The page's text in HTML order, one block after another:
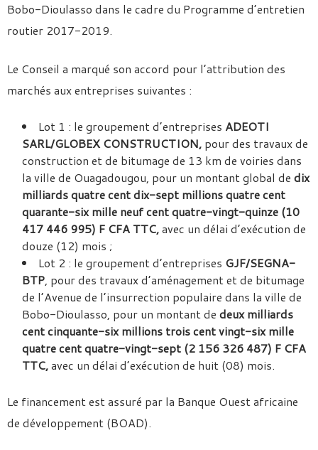
Bobo-Dioulasso dans le cadre du Programme d’entretien
routier 2017-2019.
Le Conseil a marqué son accord pour l’attribution des
marchés aux entreprises suivantes :
Lot 1 : le groupement d’entreprises ADEOTI
SARL/GLOBEX CONSTRUCTION, pour des travaux de
construction et de bitumage de 13 km de voiries dans
la ville de Ouagadougou, pour un montant global de dix
milliards quatre cent dix-sept millions quatre cent
quarante-six mille neuf cent quatre-vingt-quinze (10
417 446 995) F CFA TTC,avec un délai d’exécution de
douze (12) mois ;
Lot 2 : le groupement d’entreprises GJF/SEGNA-
BTP, pour des travaux d’aménagement et de bitumage
de l’Avenue de l’insurrection populaire dans la ville de
Bobo-Dioulasso, pour un montant de deux milliards
cent cinquante-six millions trois cent vingt-six mille
quatre cent quatre-vingt-sept (2 156 326 487) F CFA
TTC,avec un délai d’exécution de huit (08) mois.
Le financement est assuré par la Banque Ouest africaine
de développement (BOAD).